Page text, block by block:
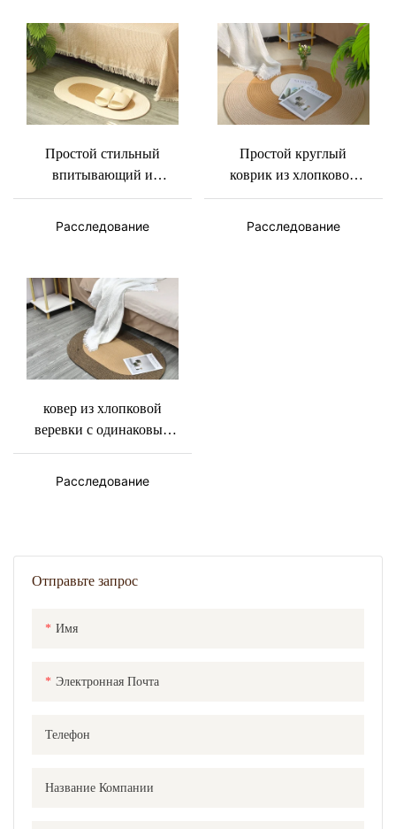
Отправьте запрос
Имя
Электронная Почта
Телефон
Название Компании
ковриком чистого цвета
Простой стильный
впитывающий и
нескользящий коврик
овальной формы из
хлопковой веревки-
Расследование
Простой круглый
коврик из хлопковой
веревки трех размеров -
Расследование
ковер из хлопковой
веревки с одинаковым
по цвету дизайном и
различными размерами -
Basket Gem
Расследование